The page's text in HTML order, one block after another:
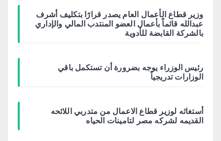
وزير قطاع الأعمال العام يصدر قرارًا بتكليف أشرف
عبدالله قائماً بأعمال العضو المنتدب المالي والإداري
بالشركة القابضة للأدوية
رئيس الوزراء يوجه بضرورة أن تستكمل باقي
الوزارات تدريجياً
أستغاثه لوزير قطاع الاعمال من متدربي اللائحه
القديمه لشركه مصر لتامينات الحياه